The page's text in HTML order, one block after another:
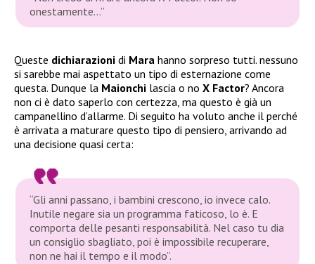
onestamente…”
Queste dichiarazioni di Mara hanno sorpreso tutti. nessuno
si sarebbe mai aspettato un tipo di esternazione come
questa. Dunque la Maionchi lascia o no X Factor? Ancora
non ci è dato saperlo con certezza, ma questo è già un
campanellino d’allarme. Di seguito ha voluto anche il perché
è arrivata a maturare questo tipo di pensiero, arrivando ad
una decisione quasi certa:
“Gli anni passano, i bambini crescono, io invece calo.
Inutile negare sia un programma faticoso, lo è. E
comporta delle pesanti responsabilità. Nel caso tu dia
un consiglio sbagliato, poi è impossibile recuperare,
non ne hai il tempo e il modo”.